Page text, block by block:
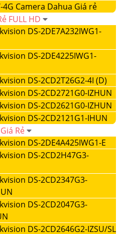
4G Camera Dahua Giá rẻ
FULL HD
DS-2DE7A232IWG1-
DS-2DE4225IWG1-
DS-2CD2T26G2-4I (D)
DS-2CD2721G0-IZHUN
DS-2CD2621G0-IZHUN
DS-2CD2121G1-IHUN
Rẻ
DS-2DE4A425IWG1-E
DS-2CD2H47G3-
DS-2CD2347G3-
DS-2CD2047G3-
DS-2CD2646G2-IZSU/SL